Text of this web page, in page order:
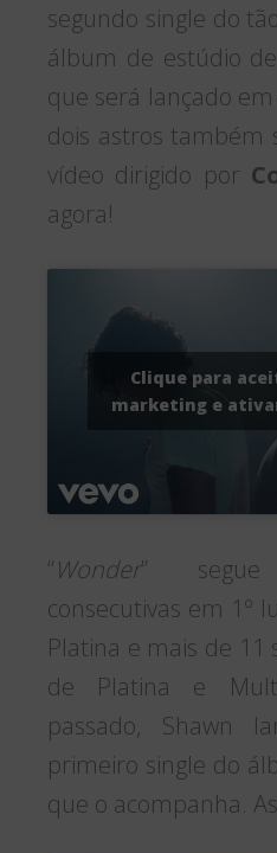
segundo single do
álbum de estúdio de
que será lançado
dois astros também
vídeo dirigido por
agora!
Clique para
marketing e
“Wonder”
consecutivas em 1º
Platina e mais de 11
de Platina e
passado, Shawn
primeiro single do
que o acompanha.